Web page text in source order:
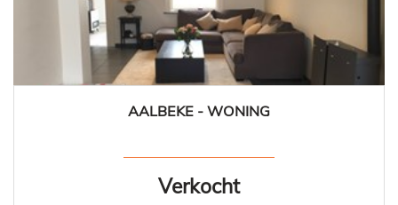
159 m² 4 1
AALBEKE - WONING
Verkocht